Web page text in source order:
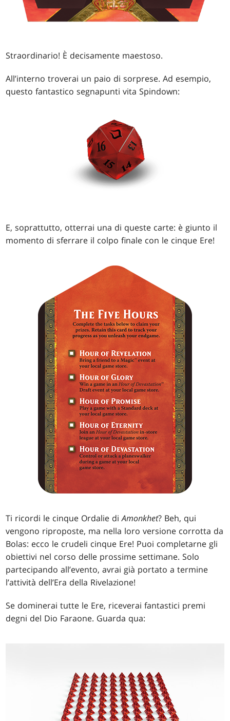
Straordinario! È decisamente maestoso.
All’interno troverai un paio di sorprese. Ad esempio,
questo fantastico segnapunti vita Spindown:
E, soprattutto, otterrai una di queste carte: è giunto il
momento di sferrare il colpo finale con le cinque Ere!
Ti ricordi le cinque Ordalie diAmonkhet? Beh, qui
vengono riproposte, ma nella loro versione corrotta da
Bolas: ecco le crudeli cinque Ere! Puoi completarne gli
obiettivi nel corso delle prossime settimane. Solo
partecipando all’evento, avrai già portato a termine
l’attività dell’Era della Rivelazione!
Se dominerai tutte le Ere, riceverai fantastici premi
degni del Dio Faraone. Guarda qua: